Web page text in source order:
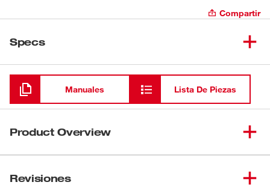
Compartir
Specs
Cargando
Manuales Lista De Piezas
Product Overview
para obtener hasta un 40% más de fuerza de palanca. El
Revisiones